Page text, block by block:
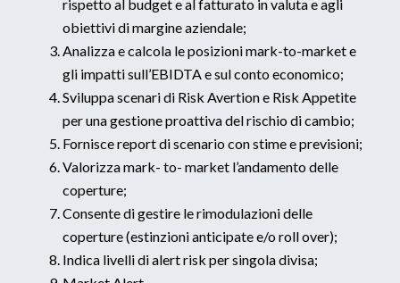
rispetto al budget e al fatturato in valuta e agli
obiettivi di margine aziendale;
Analizza e calcola le posizioni mark-to-market e
gli impatti sull’EBIDTA e sul conto economico;
Sviluppa scenari di Risk Avertion e Risk Appetite
per una gestione proattiva del rischio di cambio;
Fornisce report di scenario con stime e previsioni;
Valorizza mark- to- market l’andamento delle
coperture;
Consente di gestire le rimodulazioni delle
coperture (estinzioni anticipate e/o roll over);
Indica livelli di alert risk per singola divisa;